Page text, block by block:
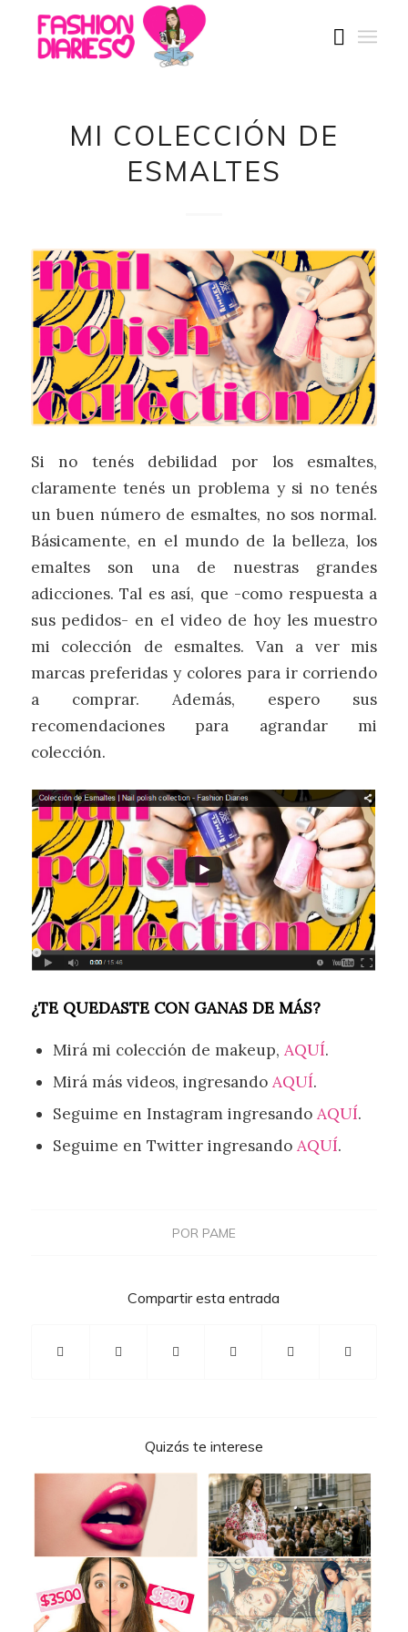
MI COLECCIÓN DE
ESMALTES
Si no tenés debilidad por los esmaltes,
claramente tenés un problema y si no tenés
un buen número de esmaltes, no sos normal.
Básicamente, en el mundo de la belleza, los
emaltes son una de nuestras grandes
adicciones. Tal es así, que -como respuesta a
sus pedidos- en el video de hoy les muestro
mi colección de esmaltes. Van a ver mis
marcas preferidas y colores para ir corriendo
a comprar. Además, espero sus
recomendaciones para agrandar mi
colección.
¿TE QUEDASTE CON GANAS DE MÁS?
Mirá mi colección de makeup, AQUÍ.
Mirá más videos, ingresando AQUÍ.
Seguime en Instagram ingresando AQUÍ.
Seguime en Twitter ingresando AQUÍ.
POR PAME
Compartir esta entrada
Quizás te interese